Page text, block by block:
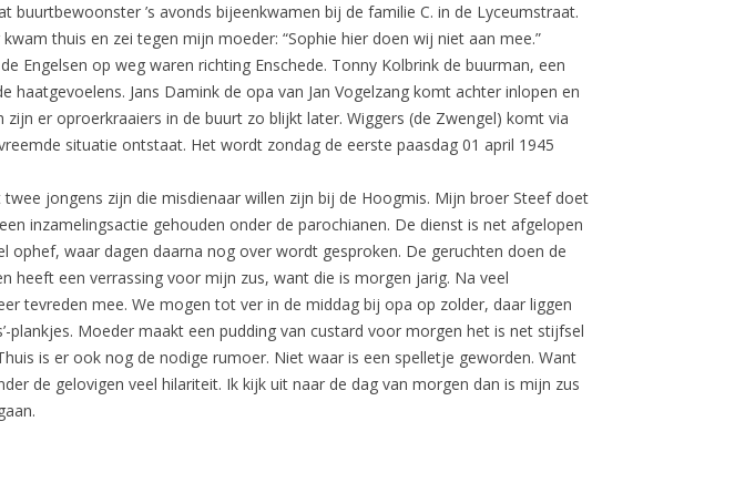
’s avonds bijeenkwamen bij de familie C. in de Lyceumstraat.
thuis en zei tegen mijn moeder: “Sophie hier doen wij niet aan mee.”
Engelsen op weg waren richting Enschede. Tonny Kolbrink de buurman, een
Jans Damink de opa van Jan Vogelzang komt achter inlopen en
er oproerkraaiers in de buurt zo blijkt later. Wiggers (de Zwengel) komt via
situatie ontstaat. Het wordt zondag de eerste paasdag 01 april 1945
jongens zijn die misdienaar willen zijn bij de Hoogmis. Mijn broer Steef doet
inzamelingsactie gehouden onder de parochianen. De dienst is net afgelopen
waar dagen daarna nog over wordt gesproken. De geruchten doen de
heeft een verrassing voor mijn zus, want die is morgen jarig. Na veel
tevreden mee. We mogen tot ver in de middag bij opa op zolder, daar liggen
plankjes. Moeder maakt een pudding van custard voor morgen het is net stijfsel
is er ook nog de nodige rumoer. Niet waar is een spelletje geworden. Want
de gelovigen veel hilariteit. Ik kijk uit naar de dag van morgen dan is mijn zus